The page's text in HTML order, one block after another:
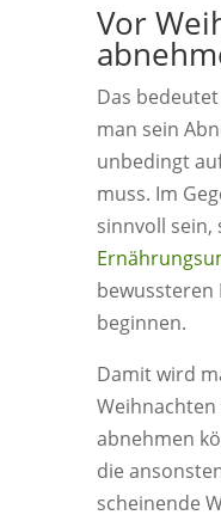
Vor
Das
man sein
unbedingt
muss. Im
sinnvoll
bewussteren
beginnen.
Damit wird
abnehmen
die
scheinende